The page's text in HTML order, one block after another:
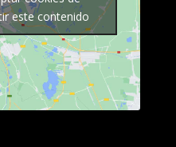
este contenido